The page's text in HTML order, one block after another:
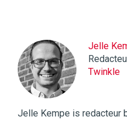
Jelle
Twinkle
Jelle Kempe is redacteur